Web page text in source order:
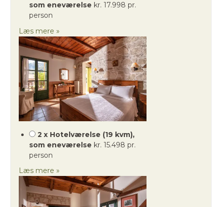
som eneværelse kr. 17.998 pr.
person
Læs mere »
2 x Hotelværelse (19 kvm),
som eneværelse kr. 15.498 pr.
person
Læs mere »